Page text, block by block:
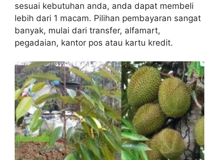
sesuai kebutuhan anda, anda dapat membeli
lebih dari 1 macam. Pilihan pembayaran sangat
banyak, mulai dari transfer, alfamart,
pegadaian, kantor pos atau kartu kredit.